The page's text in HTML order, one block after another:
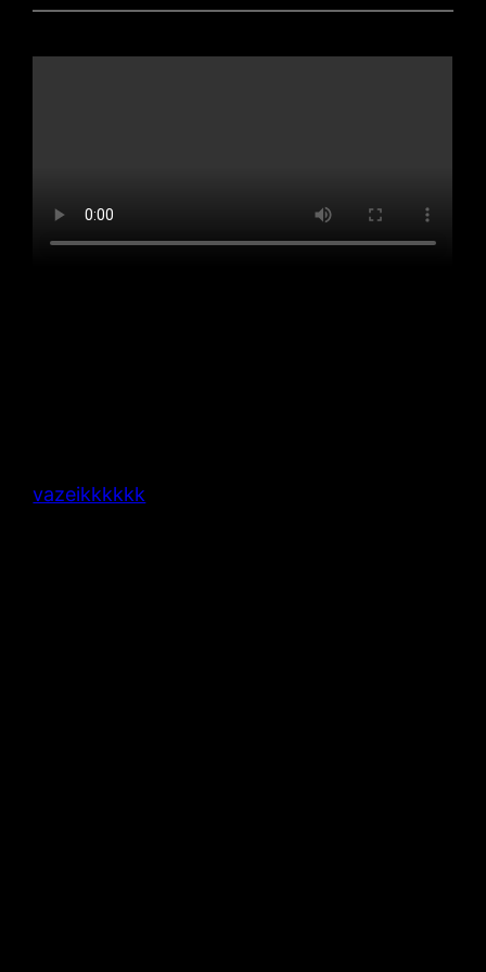
vazeikkkkkk